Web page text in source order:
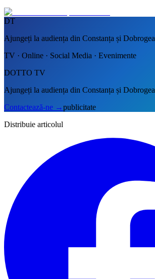
DT
Ajungeți la audiența din Constanța și Dobrogea
TV · Online · Social Media · Evenimente
DOTTO TV
Ajungeți la audiența din Constanța și Dobrogea
Contactează-ne →publicitate
Distribuie articolul